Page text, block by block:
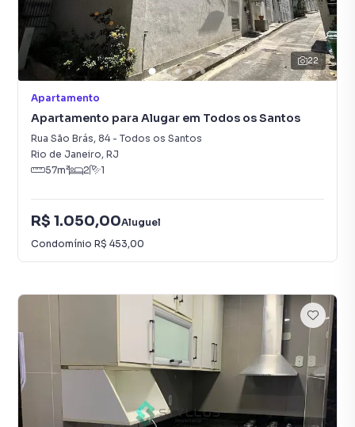
22
Apartamento
Apartamento para Alugar em Todos os Santos
Rua São Brás, 84- Todos os Santos
Rio de Janeiro, RJ
57m² 2 1
R$ 1.050,00Aluguel
Condomínio R$ 453,00